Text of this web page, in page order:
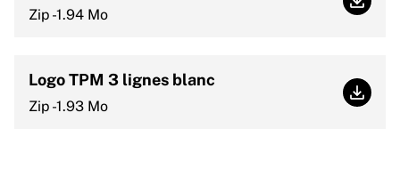
Zip -1.94 Mo Logo
Logo TPM 3 lignes blanc
Zip -1.93 Mo Logo